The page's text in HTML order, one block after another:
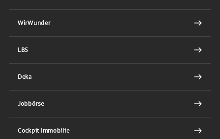
WirWunder
LBS
Deka
Jobbörse
Cockpit Immobilie